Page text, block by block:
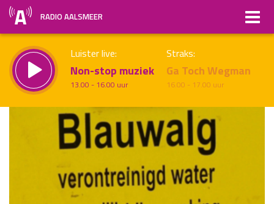
RADIO AALSMEER
Luister live:
Non-stop muziek
13.00 - 16.00 uur
Straks:
Ga Toch Wegman
16.00 - 17.00 uur
uur 1 van x